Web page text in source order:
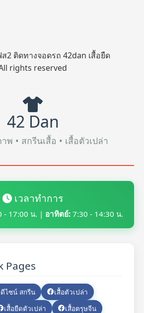
ส2 ติดทางจอดรถ 42dan เสื้อยืด
rights reserved
42 Dan
พ • สกรีนเสื้อ • เสื้อตัวเปล่า
เวลาทำการ
- 17:00 น. | อาทิตย์: 7:30 - 14:30 น.
Pages
ดีไซน์ สกรีน
เสื้อตัวเปล่า
เสื้อยืดตัวเปล่า เสื้อตรุษจีน